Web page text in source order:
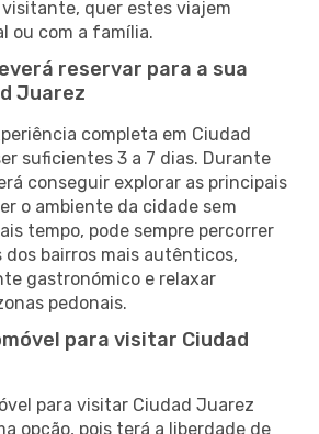
quer estes viajem
ou com a família.
reservar para a sua
Juarez
completa em Ciudad
suficientes 3 a 7 dias. Durante
conseguir explorar as principais
o ambiente da cidade sem
tempo, pode sempre percorrer
bairros mais autênticos,
gastronómico e relaxar
pedonais.
para visitar Ciudad
para visitar Ciudad Juarez
opção, pois terá a liberdade de